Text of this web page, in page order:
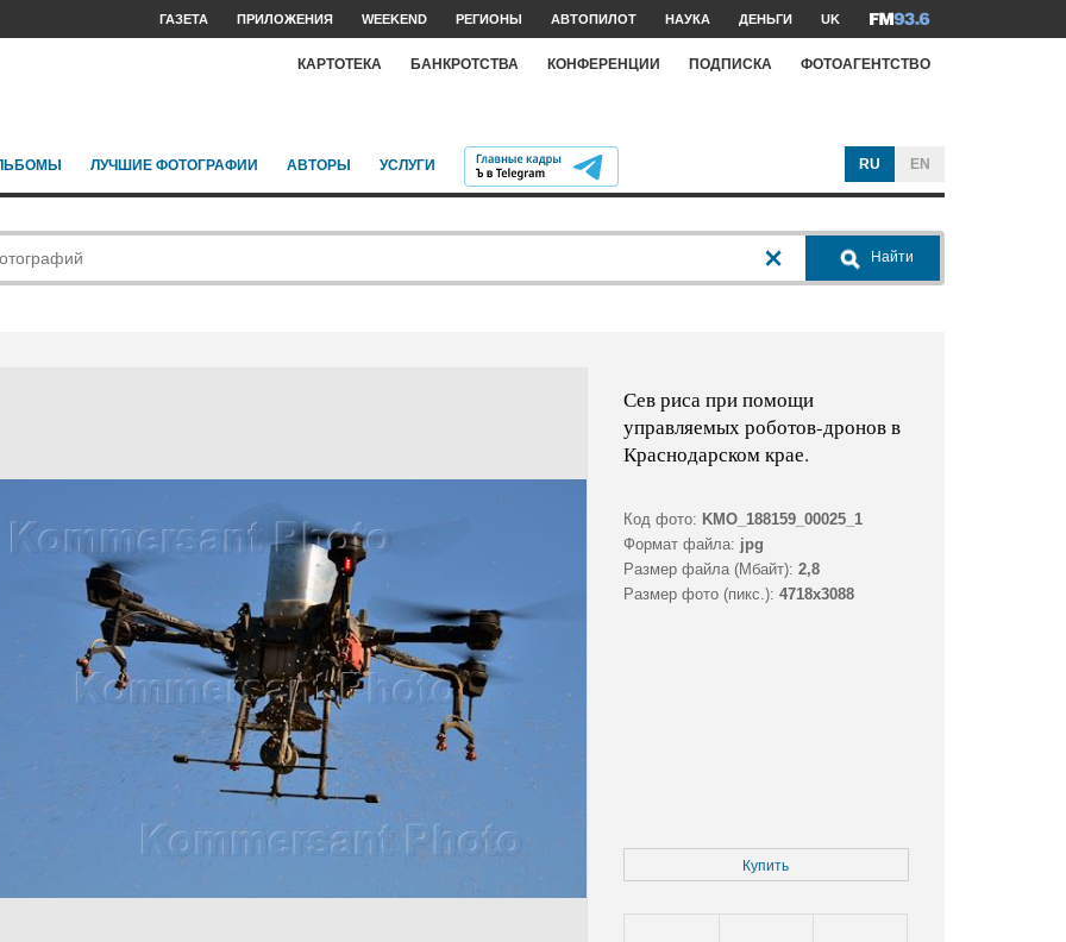
ГАЗЕТА ПРИЛОЖЕНИЯ WEEKEND РЕГИОНЫ АВТОПИЛОТ НАУКА ДЕНЬГИ UK
КАРТОТЕКА БАНКРОТСТВА КОНФЕРЕНЦИИ ПОДПИСКА ФОТОАГЕНТСТВО
ЛУЧШИЕ ФОТОГРАФИИ АВТОРЫ УСЛУГИ RU EN
Найти
Сев риса при помощи
управляемых роботов-дронов в
Краснодарском крае.
Код фото: KMO_188159_00025_1
Формат файла: jpg
Размер файла (Мбайт): 2,8
Размер фото (пикс.): 4718x3088
Купить